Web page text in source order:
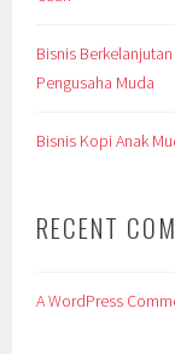
Bisnis
Pengusaha Muda
Bisnis Kopi Anak
RECENT
A WordPress